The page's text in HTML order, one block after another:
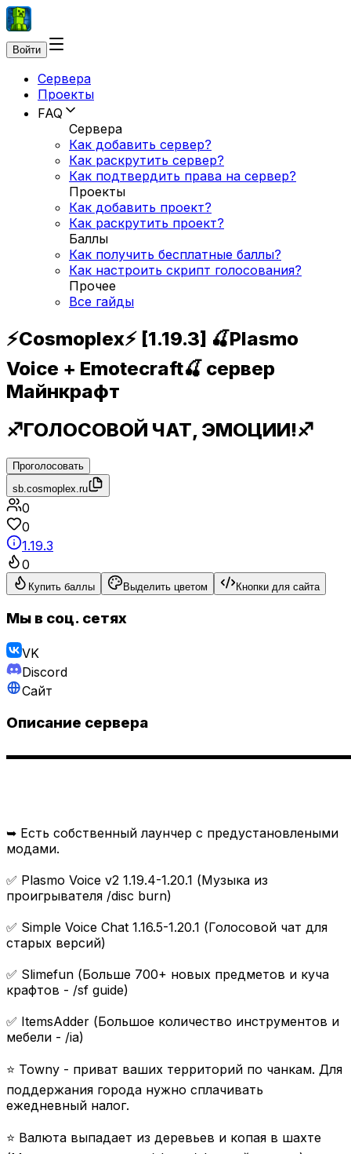
Войти
Сервера
Проекты
FAQ
Сервера
Как добавить сервер?
Как раскрутить сервер?
Как подтвердить права на сервер?
Проекты
Как добавить проект?
Как раскрутить проект?
Баллы
Как получить бесплатные баллы?
Как настроить скрипт голосования?
Прочее
Все гайды
⚡Cosmoplex⚡ [1.19.3] 🍒Plasmo
Voice + Emotecraft🍒 сервер
Майнкрафт
♐ГОЛОСОВОЙ ЧАТ, ЭМОЦИИ!♐
Проголосовать
sb.cosmoplex.ru
0
0
1.19.3
0
Купить баллы Выделить цветом Кнопки для сайта
Мы в соц. сетях
VK
Discord
Сайт
Описание сервера
➥ Есть собственный лаунчер с предустановлеными
модами.
✅ Plasmo Voice v2 1.19.4-1.20.1 (Музыка из
проигрывателя /disc burn)
✅ Simple Voice Chat 1.16.5-1.20.1 (Голосовой чат для
старых версий)
✅ Slimefun (Больше 700+ новых предметов и куча
крафтов - /sf guide)
✅ ItemsAdder (Большое количество инструментов и
мебели - /ia)
⭐ Towny - приват ваших территорий по чанкам. Для
поддержания города нужно сплачивать
ежедневный налог.
⭐ Валюта выпадает из деревьев и копая в шахте